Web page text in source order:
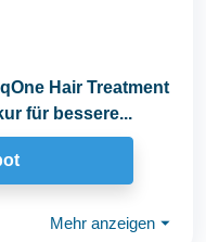
Hair Treatment
für bessere...
Mehr anzeigen ⏷